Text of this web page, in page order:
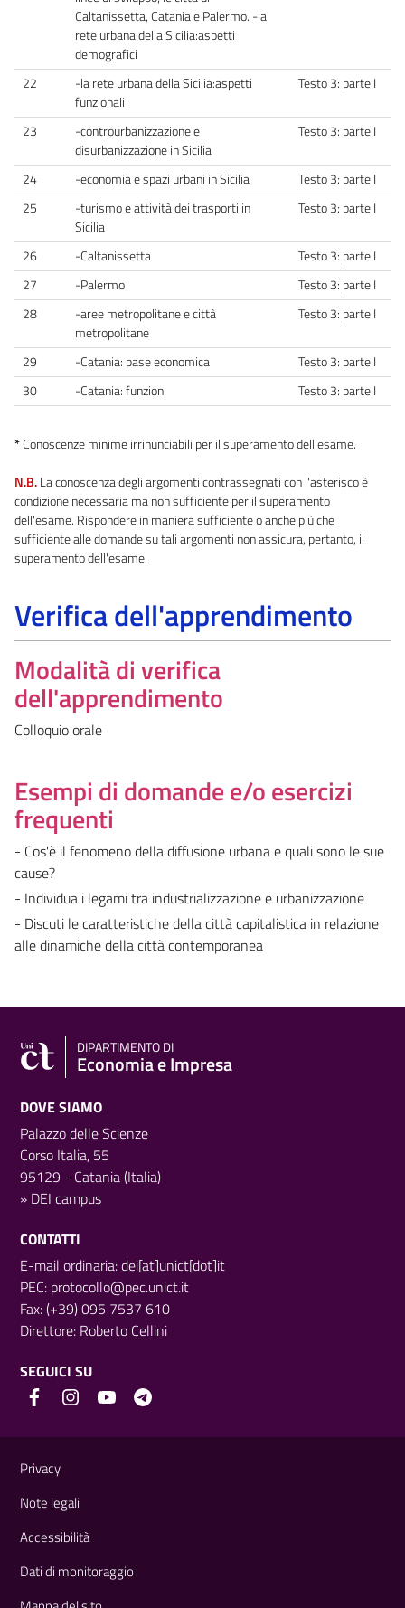
Caltanissetta, Catania e Palermo. -la
rete urbana della Sicilia:aspetti
demografici
22
-la rete urbana della Sicilia:aspetti
funzionali
Testo 3: parte I
23
-controurbanizzazione e
disurbanizzazione in Sicilia
Testo 3: parte I
24 -economia e spazi urbani in Sicilia
Testo 3: parte I
25
-turismo e attività dei trasporti in
Sicilia
Testo 3: parte I
26 -Caltanissetta
Testo 3: parte I
27
-Palermo
Testo 3: parte I
28
-aree metropolitane e città
metropolitane
Testo 3: parte I
29 -Catania: base economica
Testo 3: parte I
30
-Catania: funzioni Testo 3: parte I
*Conoscenze minime irrinunciabili per il superamento dell'esame.
N.B.La conoscenza degli argomenti contrassegnati con l'asterisco è
condizione necessaria ma non sufficiente per il superamento
dell'esame. Rispondere in maniera sufficiente o anche più che
sufficiente alle domande su tali argomenti non assicura, pertanto, il
superamento dell'esame.
Verifica dell'apprendimento
Modalità di verifica
dell'apprendimento
Colloquio orale
Esempi di domande e/o esercizi
frequenti
- Cos'è il fenomeno della diffusione urbana e quali sono le sue
cause?
- Individua i legami tra industrializzazione e urbanizzazione
- Discuti le caratteristiche della città capitalistica in relazione
alle dinamiche della città contemporanea
DIPARTIMENTO DI
Economia e Impresa
DOVE SIAMO
Palazzo delle Scienze
Corso Italia, 55
95129 - Catania (Italia)
» DEI campus
CONTATTI
E-mail ordinaria: dei[at]unict[dot]it
PEC: protocollo@pec.unict.it
Fax: (+39) 095 7537 610
Direttore: Roberto Cellini
SEGUICI SU
Privacy
Note legali
Accessibilità
Dati di monitoraggio